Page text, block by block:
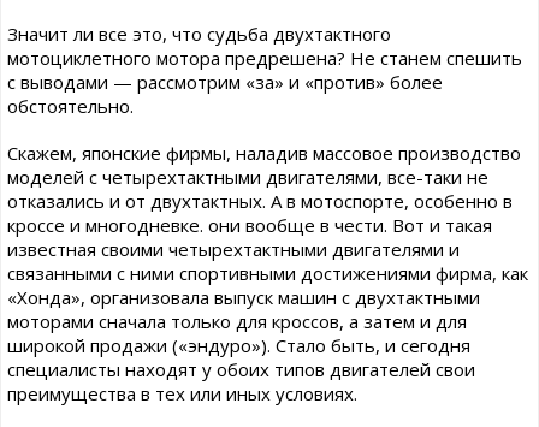
Значит ли все это, что судьба двухтактного
мотоциклетного мотора предрешена? Не станем спешить
с выводами — рассмотрим «за» и «против» более
обстоятельно.
Скажем, японские фирмы, наладив массовое производство
моделей с четырехтактными двигателями, все-таки не
отказались и от двухтактных. А в мотоспорте, особенно в
кроссе и многодневке. они вообще в чести. Вот и такая
известная своими четырехтактными двигателями и
связанными с ними спортивными достижениями фирма, как
«Хонда», организовала выпуск машин с двухтактными
моторами сначала только для кроссов, а затем и для
широкой продажи («эндуро»). Стало быть, и сегодня
специалисты находят у обоих типов двигателей свои
преимущества в тех или иных условиях.